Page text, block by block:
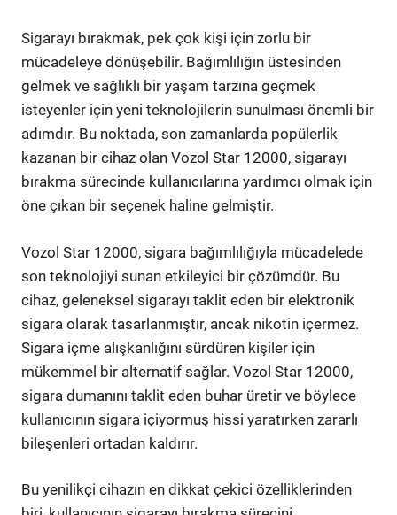
Sigarayı bırakmak, pek çok kişi için zorlu bir
mücadeleye dönüşebilir. Bağımlılığın üstesinden
gelmek ve sağlıklı bir yaşam tarzına geçmek
isteyenler için yeni teknolojilerin sunulması önemli bir
adımdır. Bu noktada, son zamanlarda popülerlik
kazanan bir cihaz olan Vozol Star 12000, sigarayı
bırakma sürecinde kullanıcılarına yardımcı olmak için
öne çıkan bir seçenek haline gelmiştir.
Vozol Star 12000, sigara bağımlılığıyla mücadelede
son teknolojiyi sunan etkileyici bir çözümdür. Bu
cihaz, geleneksel sigarayı taklit eden bir elektronik
sigara olarak tasarlanmıştır, ancak nikotin içermez.
Sigara içme alışkanlığını sürdüren kişiler için
mükemmel bir alternatif sağlar. Vozol Star 12000,
sigara dumanını taklit eden buhar üretir ve böylece
kullanıcının sigara içiyormuş hissi yaratırken zararlı
bileşenleri ortadan kaldırır.
Bu yenilikçi cihazın en dikkat çekici özelliklerinden